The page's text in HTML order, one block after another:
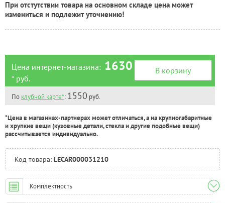
Тюмень:
Под заказ
При отстутствии товара на основном складе цена может
измениться и подлежит уточнению!
Цена интернет-магазина: 1630
* руб.
В корзину
По клубной карте*: 1550 руб.
*Цена в магазинах-партнерах может отличаться, а на крупногабаритные
и хрупкие вещи (кузовные детали, стекла и другие подобные вещи)
рассчитывается индивидуально.
Код товара: LECAR000031210
Комплектность